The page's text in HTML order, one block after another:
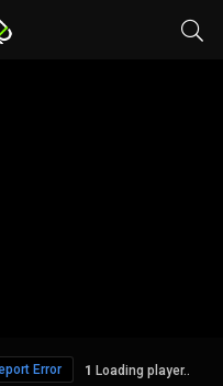
Loading player..
Report Error